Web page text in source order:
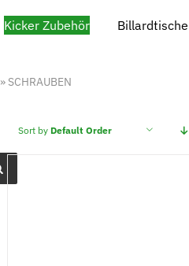
Kicker Zubehör Billardtische
» SCHRAUBEN
Sort by Default Order